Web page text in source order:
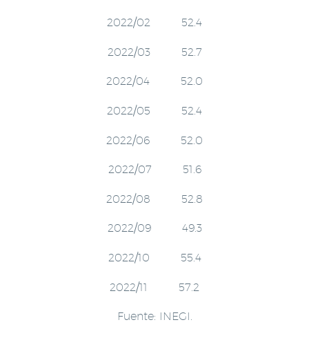
2022/02 52.4
2022/03 52.7
2022/04 52.0
2022/05 52.4
2022/06 52.0
2022/07 51.6
2022/08 52.8
2022/09 49.3
2022/10 55.4
2022/11 57.2
Fuente: INEGI.